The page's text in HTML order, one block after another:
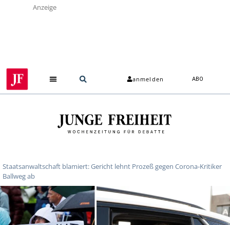
Anzeige
anmelden ABO
Staatsanwaltschaft blamiert: Gericht lehnt Prozeß gegen Corona-Kritiker
Ballweg ab